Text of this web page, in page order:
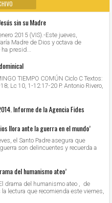
sin su Madre
2015 (VIS).-Este jueves,
Madre de Dios y octava de
ha presid...
TIEMPO COMÚN Ciclo C Textos:
Lc 10, 1-12.17-20 P. Antonio Rivero,
Informe de la Agencia Fides
llora ante la guerra en el mundo’
el Santo Padre asegura que
son delincuentes y recuerda a
del humanismo ateo’
drama del humanismo ateo , de
lectura que recomienda este viernes,